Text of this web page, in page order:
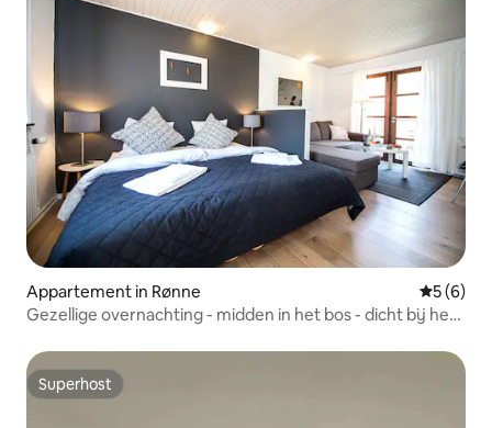
Appartement in Rønne
5 (6)
Gezellige overnachting - midden in het bos - dicht bij het
Superhost
Superhost